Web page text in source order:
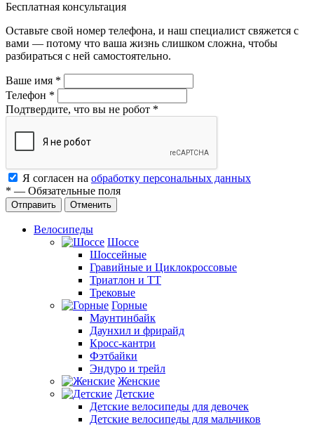
Бесплатная консультация
Оставьте свой номер телефона, и наш специалист свяжется с
вами — потому что ваша жизнь слишком сложна, чтобы
разбираться с ней самостоятельно.
Ваше имя *
Телефон *
Подтвердите, что вы не робот *
Я согласен на обработку персональных данных
* — Обязательные поля
Отменить
Велосипеды
Шоссе
Шоссейные
Гравийные и Циклокроссовые
Триатлон и ТТ
Трековые
Горные
Маунтинбайк
Даунхил и фрирайд
Кросс-кантри
Фэтбайки
Эндуро и трейл
Женские
Детские
Детские велосипеды для девочек
Детские велосипеды для мальчиков